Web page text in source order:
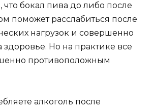
бокал пива до либо после
поможет расслабиться после
нагрузок и совершенно
здоровье. Но на практике все
противоположным
алкоголь после